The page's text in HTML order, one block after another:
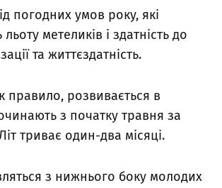
погодних умов року, які
метеликів і здатність до
та життєздатність.
правило, розвивається в
з початку травня за
триває один-два місяці.
з нижнього боку молодих